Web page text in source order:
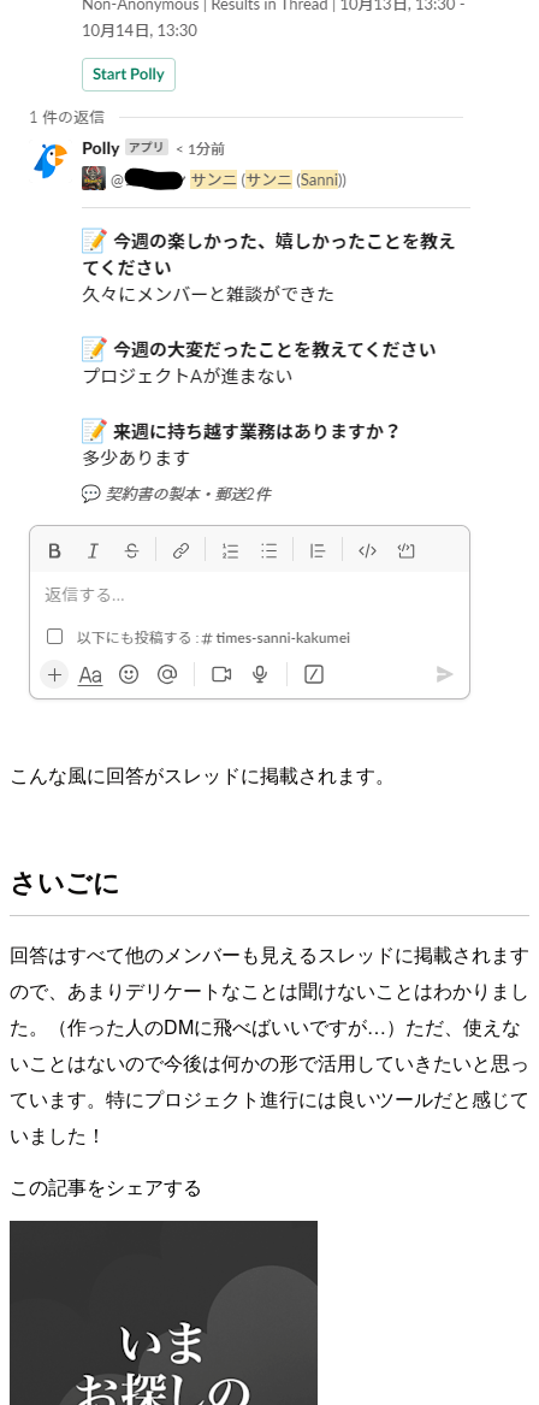
こんな風に回答がスレッドに掲載されます。
さいごに
回答はすべて他のメンバーも見えるスレッドに掲載されます
ので、あまりデリケートなことは聞けないことはわかりまし
た。（作った人のDMに飛べばいいですが…）ただ、使えな
いことはないので今後は何かの形で活用していきたいと思っ
ています。特にプロジェクト進行には良いツールだと感じて
いました！
この記事をシェアする